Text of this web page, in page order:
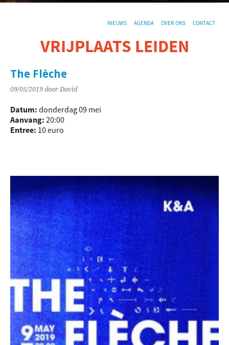
NIEUWS AGENDA OVER ONS CONTACT
VRIJPLAATS LEIDEN
The Flèche
09/05/2019 door David
Datum: donderdag 09 mei
Aanvang: 20:00
Entree: 10 euro